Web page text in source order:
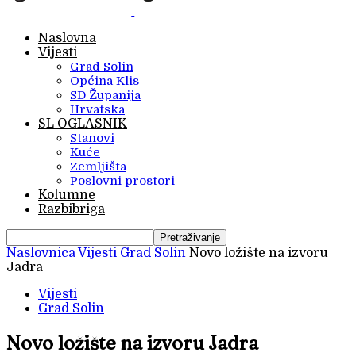
Naslovna
Vijesti
Grad Solin
Općina Klis
SD Županija
Hrvatska
SL OGLASNIK
Stanovi
Kuće
Zemljišta
Poslovni prostori
Kolumne
Razbibriga
NaslovnicaVijesti Grad Solin Novo ložište na izvoru
Jadra
Vijesti
Grad Solin
Novo ložište na izvoru Jadra